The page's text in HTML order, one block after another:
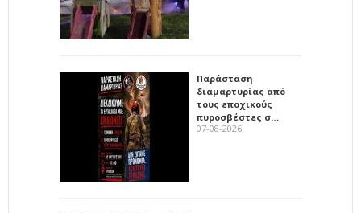
Παράσταση
διαμαρτυρίας από
τους εποχικούς
πυροσβέστες σ…
07-08-2026